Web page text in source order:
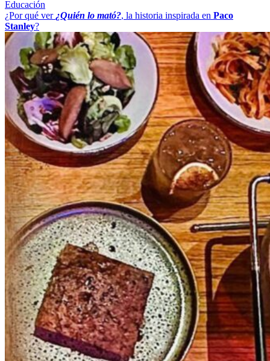
Educación
¿Por qué ver ¿Quién lo mató?, la historia inspirada en Paco
Stanley?